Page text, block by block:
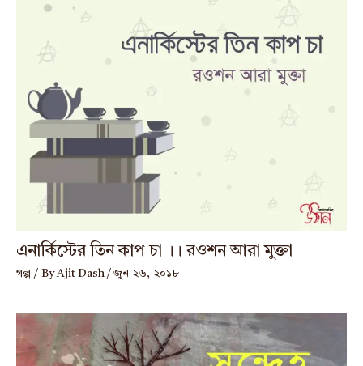
এনার্কিস্টের তিন কাপ চা ।। রওশন আরা মুক্তা
গল্প / ByAjit Dash /জুন ২৬, ২০১৮